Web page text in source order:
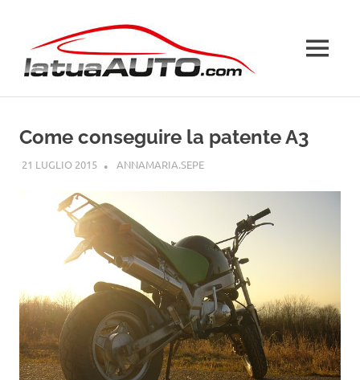
contenuto
MENU
Come conseguire la patente A3
21 LUGLIO 2015 ANNAMARIA.SEPEPATENTE